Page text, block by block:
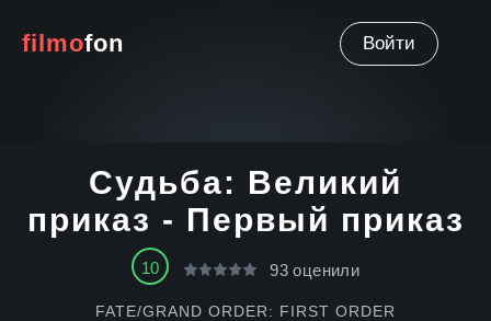
filmofon Войти
Судьба: Великий
приказ - Первый приказ
10 93 оценили
FATE/GRAND ORDER: FIRST ORDER